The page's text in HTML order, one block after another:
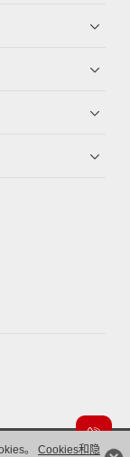
。 Cookies和隐
。粤A2-20044005号